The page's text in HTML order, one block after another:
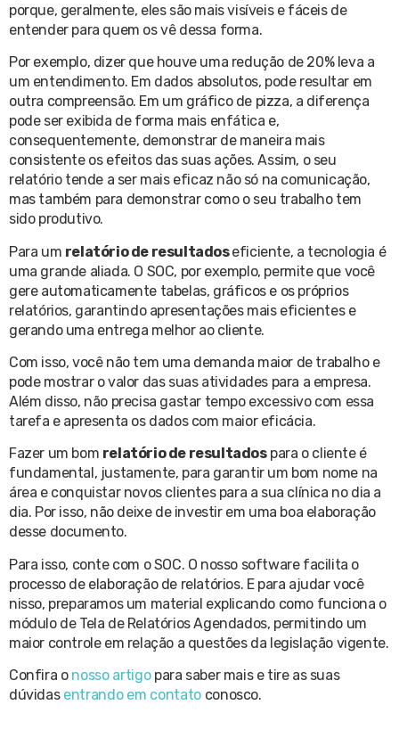
porque, geralmente, eles são mais visíveis e fáceis de
entender para quem os vê dessa forma.
Por exemplo, dizer que houve uma redução de 20% leva a
um entendimento. Em dados absolutos, pode resultar em
outra compreensão. Em um gráfico de pizza, a diferença
pode ser exibida de forma mais enfática e,
consequentemente, demonstrar de maneira mais
consistente os efeitos das suas ações. Assim, o seu
relatório tende a ser mais eficaz não só na comunicação,
mas também para demonstrar como o seu trabalho tem
sido produtivo.
Para um relatório de resultadoseficiente, a tecnologia é
uma grande aliada. O SOC, por exemplo, permite que você
gere automaticamente tabelas, gráficos e os próprios
relatórios, garantindo apresentações mais eficientes e
gerando uma entrega melhor ao cliente.
Com isso, você não tem uma demanda maior de trabalho e
pode mostrar o valor das suas atividades para a empresa.
Além disso, não precisa gastar tempo excessivo com essa
tarefa e apresenta os dados com maior eficácia.
Fazer um bom relatório de resultadospara o cliente é
fundamental, justamente, para garantir um bom nome na
área e conquistar novos clientes para a sua clínica no dia a
dia. Por isso, não deixe de investir em uma boa elaboração
desse documento.
Para isso, conte com o SOC. O nosso software facilita o
processo de elaboração de relatórios. E para ajudar você
nisso, preparamos um material explicando como funciona o
módulo de Tela de Relatórios Agendados, permitindo um
maior controle em relação a questões da legislação vigente.
Confira onosso artigopara saber mais e tire as suas
dúvidas entrando em contato conosco.